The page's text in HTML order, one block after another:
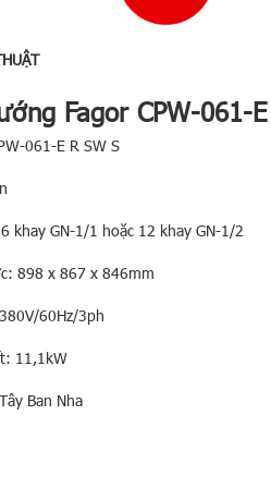
Fagor CPW-061-
061-E R SW S
khay GN-1/1 hoặc 12 khay GN-1/2
898 x 867 x 846mm
60Hz/3ph
11,1kW
Ban Nha